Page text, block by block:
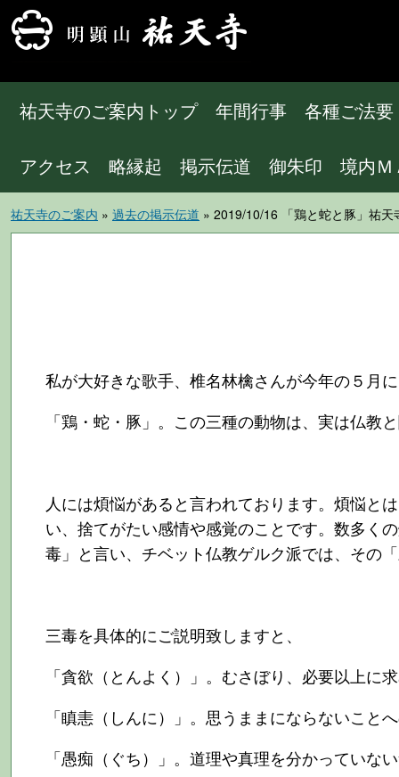
祐天寺のご案内トップ 年間行事 各種ご法要
アクセス 略縁起 掲示伝道 御朱印 境内Ｍ
祐天寺のご案内 » 過去の掲示伝道 » 2019/10/16 「鶏と蛇と豚」祐
私が大好きな歌手、椎名林檎さんが今年の５月
「鶏・蛇・豚」。この三種の動物は、実は仏教
人には煩悩があると言われております。煩悩と
い、捨てがたい感情や感覚のことです。数多く
毒」と言い、チベット仏教ゲルク派では、その
三毒を具体的にご説明致しますと、
「貪欲（とんよく）」。むさぼり、必要以上に
「瞋恚（しんに）」。思うままにならないこと
「愚痴（ぐち）」。道理や真理を分かっていな